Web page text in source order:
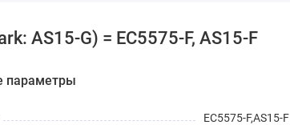
AS15-G) = EC5575-F, AS15-F
параметры
EC5575-F,AS15-F